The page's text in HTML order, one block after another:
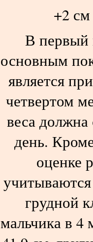
+2
В первый
основным
является
четвертом
веса должна
день.
оценке
грудной
мальчика в 4